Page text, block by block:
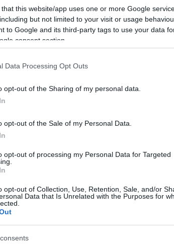
that this website/app uses one or more Google
but not limited to your visit or usage
to Google and its third-party tags to use your data
consent section.
Data Processing Opt Outs
opt-out of the Sharing of my personal data.
opt-out of the Sale of my Personal Data.
opt-out of processing my Personal Data for Targeted
opt-out of Collection, Use, Retention, Sale, and/or
Data that Is Unrelated with the Purposes for
tout.
nous livre aujourd’hui une méga-gallerie de